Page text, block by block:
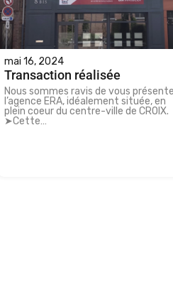
mai 16, 2024
Transaction réalisée
Nous sommes ravis de vous
l’agence ERA, idéalement située, en
plein coeur du centre-ville de CROIX.
➤Cette…